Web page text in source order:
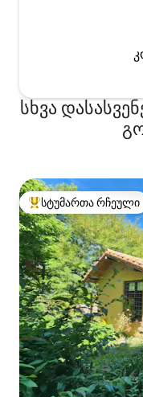
სხვა
სტუმართა რჩეული
სტუმართა რჩეული